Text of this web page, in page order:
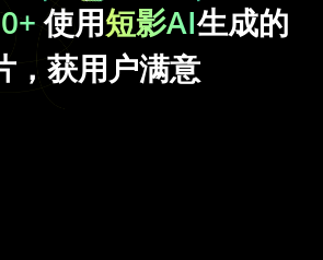
使用短影AI生成的
，获用户满意